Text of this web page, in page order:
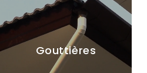
Gouttières